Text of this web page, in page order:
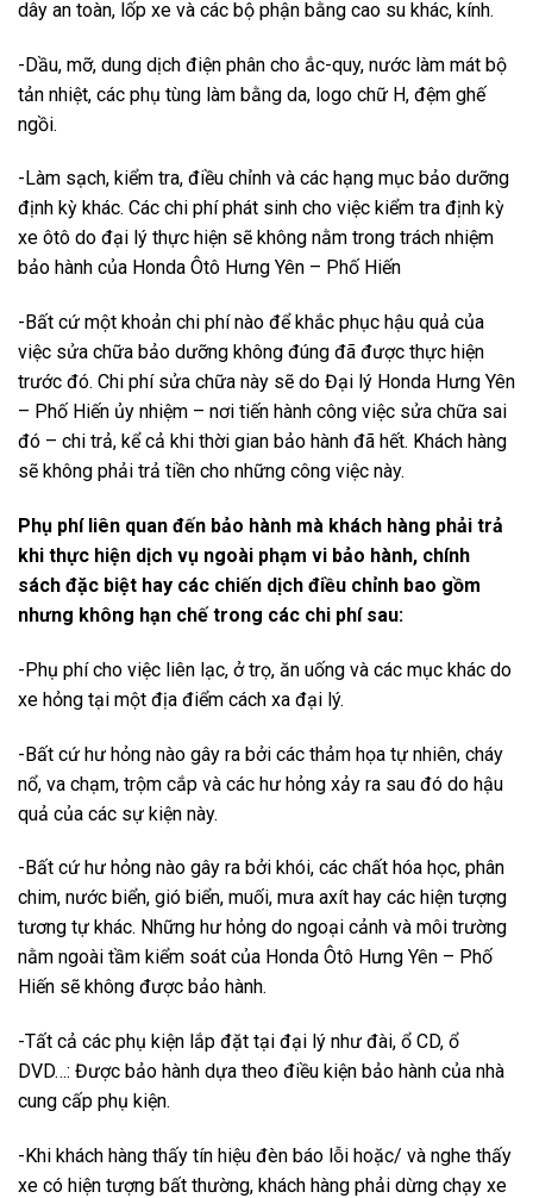
dây an toàn, lốp xe và các bộ phận bằng cao su khác, kính.
-Dầu, mỡ, dung dịch điện phân cho ắc-quy, nước làm mát bộ
tản nhiệt, các phụ tùng làm bằng da, logo chữ H, đệm ghế
ngồi.
-Làm sạch, kiểm tra, điều chỉnh và các hạng mục bảo dưỡng
định kỳ khác. Các chi phí phát sinh cho việc kiểm tra định kỳ
xe ôtô do đại lý thực hiện sẽ không nằm trong trách nhiệm
bảo hành của Honda Ôtô Hưng Yên – Phố Hiến
-Bất cứ một khoản chi phí nào để khắc phục hậu quả của
việc sửa chữa bảo dưỡng không đúng đã được thực hiện
trước đó. Chi phí sửa chữa này sẽ do Đại lý Honda Hưng Yên
– Phố Hiến ủy nhiệm – nơi tiến hành công việc sửa chữa sai
đó – chi trả, kể cả khi thời gian bảo hành đã hết. Khách hàng
sẽ không phải trả tiền cho những công việc này.
Phụ phí liên quan đến bảo hành mà khách hàng phải trả
khi thực hiện dịch vụ ngoài phạm vi bảo hành, chính
sách đặc biệt hay các chiến dịch điều chỉnh bao gồm
nhưng không hạn chế trong các chi phí sau:
-Phụ phí cho việc liên lạc, ở trọ, ăn uống và các mục khác do
xe hỏng tại một địa điểm cách xa đại lý.
-Bất cứ hư hỏng nào gây ra bởi các thảm họa tự nhiên, cháy
nổ, va chạm, trộm cắp và các hư hỏng xảy ra sau đó do hậu
quả của các sự kiện này.
-Bất cứ hư hỏng nào gây ra bởi khói, các chất hóa học, phân
chim, nước biển, gió biển, muối, mưa axít hay các hiện tượng
tương tự khác. Những hư hỏng do ngoại cảnh và môi trường
nằm ngoài tầm kiểm soát của Honda Ôtô Hưng Yên – Phố
Hiến sẽ không được bảo hành.
-Tất cả các phụ kiện lắp đặt tại đại lý như đài, ổ CD, ổ
DVD…: Được bảo hành dựa theo điều kiện bảo hành của nhà
cung cấp phụ kiện.
-Khi khách hàng thấy tín hiệu đèn báo lỗi hoặc/ và nghe thấy
xe có hiện tượng bất thường, khách hàng phải dừng chạy xe